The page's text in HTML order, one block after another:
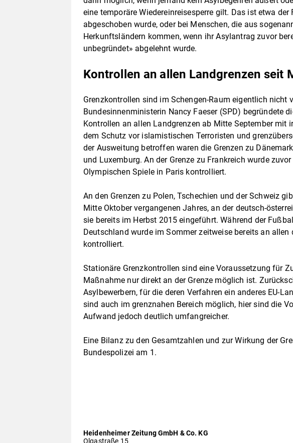
eine temporäre Wiedereinreisesperre gilt. Das ist etwa
abgeschoben wurde, oder bei Menschen, die aus
Herkunftsländern kommen, wenn ihr Asylantrag zuvor
unbegründet» abgelehnt wurde.
Kontrollen an allen Landgrenzen seit
Grenzkontrollen sind im Schengen-Raum eigentlich nicht
Bundesinnenministerin Nancy Faeser (SPD) begründete
Kontrollen an allen Landgrenzen ab Mitte September mit
dem Schutz vor islamistischen Terroristen und
der Ausweitung betroffen waren die Grenzen zu
und Luxemburg. An der Grenze zu Frankreich wurde
Olympischen Spiele in Paris kontrolliert.
An den Grenzen zu Polen, Tschechien und der Schweiz
Mitte Oktober vergangenen Jahres, an der deutsch-
sie bereits im Herbst 2015 eingeführt. Während der
Deutschland wurde im Sommer zeitweise bereits an allen
kontrolliert.
Stationäre Grenzkontrollen sind eine Voraussetzung für
Maßnahme nur direkt an der Grenze möglich ist.
Asylbewerbern, für die deren Verfahren ein anderes EU-
sind auch im grenznahen Bereich möglich, hier sind die
Aufwand jedoch deutlich umfangreicher.
Eine Bilanz zu den Gesamtzahlen und zur Wirkung der
Bundespolizei am 1.
Heidenheimer Zeitung GmbH & Co. KG
Olgastraße 15